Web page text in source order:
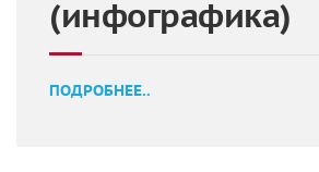
(инфографика)
ПОДРОБНЕЕ..